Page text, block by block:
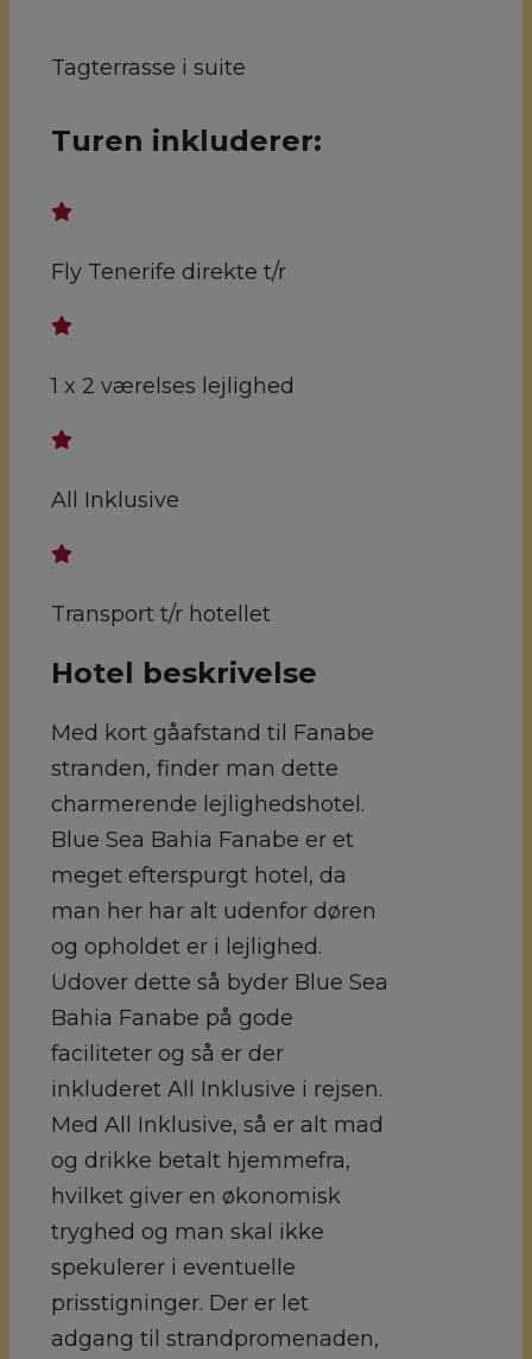
Tagterrasse i suite
Turen inkluderer:
Fly Tenerife direkte t/r
1 x 2 værelses lejlighed
All Inklusive
Transport t/r hotellet
Hotel beskrivelse
Med kort gåafstand til Fanabe
stranden, finder man dette
charmerende lejlighedshotel.
Blue Sea Bahia Fanabe er et
meget efterspurgt hotel, da
man her har alt udenfor døren
og opholdet er i lejlighed.
Udover dette så byder Blue Sea
Bahia Fanabe på gode
faciliteter og så er der
inkluderet All Inklusive i rejsen.
Med All Inklusive, så er alt mad
og drikke betalt hjemmefra,
hvilket giver en økonomisk
tryghed og man skal ikke
spekulerer i eventuelle
prisstigninger. Der er let
adgang til strandpromenaden,